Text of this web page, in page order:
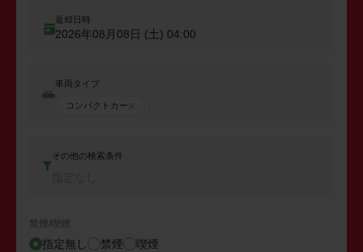
返却日時
2026年08月08日 (土) 04:00
車両タイプ
コンパクトカー
その他の検索条件
禁煙/喫煙
指定無し 禁煙 喫煙